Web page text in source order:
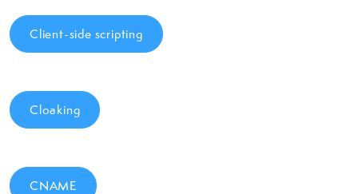
Client-side scripting
Cloaking
CNAME